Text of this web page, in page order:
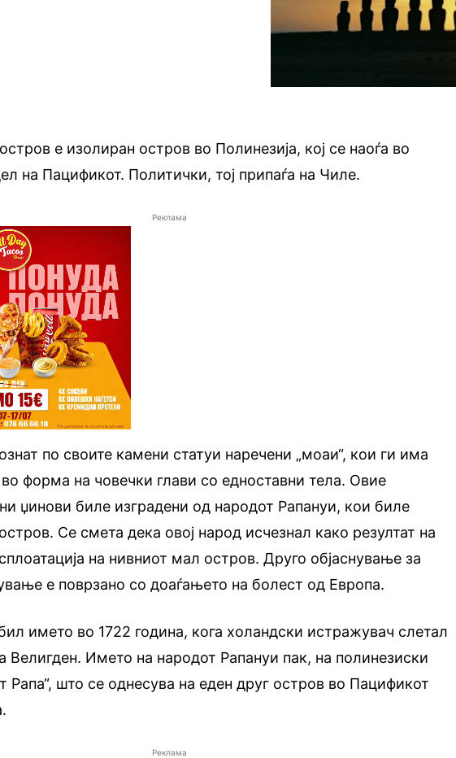
е изолиран остров во Полинезија, кој се наоѓа во
на Пацификот. Политички, тој припаѓа на Чиле.
Реклама
по своите камени статуи наречени „моаи“, кои ги има
форма на човечки глави со едноставни тела. Овие
џинови биле изградени од народот Рапануи, кои биле
Се смета дека овој народ исчезнал како резултат на
на нивниот мал остров. Друго објаснување за
е поврзано со доаѓањето на болест од Европа.
името во 1722 година, кога холандски истражувач слетал
Велигден. Името на народот Рапануи пак, на полинезиски
Рапа“, што се однесува на еден друг остров во Пацификот
Реклама